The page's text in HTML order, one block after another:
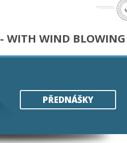
- WITH WIND
PŘEDNÁŠKY